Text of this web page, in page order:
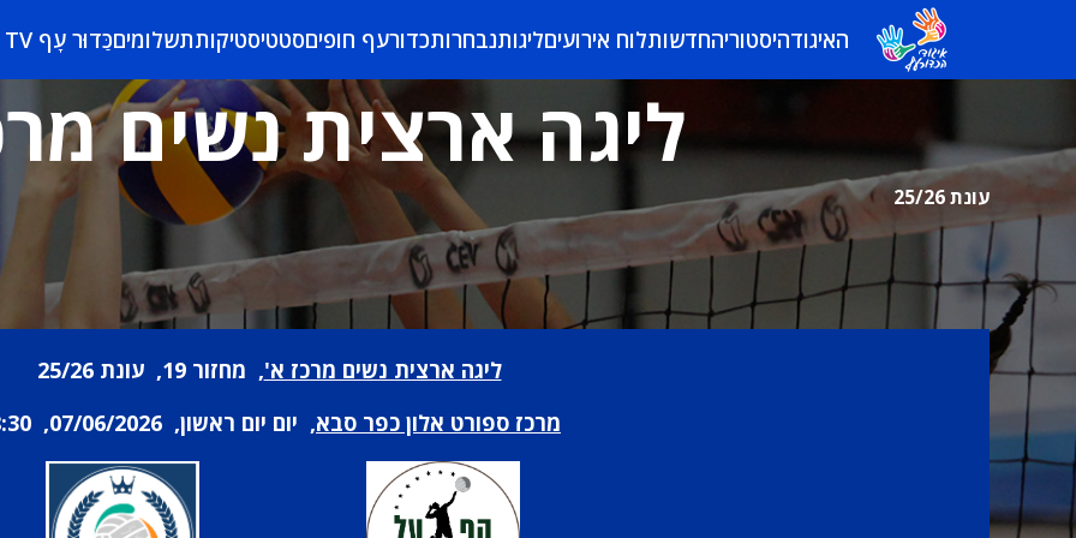
האיגודהיסטוריהחדשותלוח אירועיםליגותנבחרותכדורעף חופיםסטטיסטיקותתשלומיםכַּדוּר עָף TV
ליגה ארצית נשים
עונת 25/26
ליגה ארצית נשים מרכז א', מחזור 19, עונת 25/26
מרכז ספורט אלון כפר סבא, יום יום ראשון, 07/06/2026, 18:30